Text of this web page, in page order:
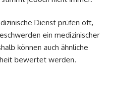
Dienst prüfen oft,
ein medizinischer
können auch ähnliche
bewertet werden.